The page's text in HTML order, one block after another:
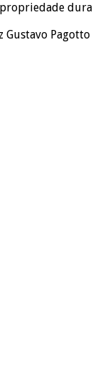
propriedade dura
Gustavo Pagotto